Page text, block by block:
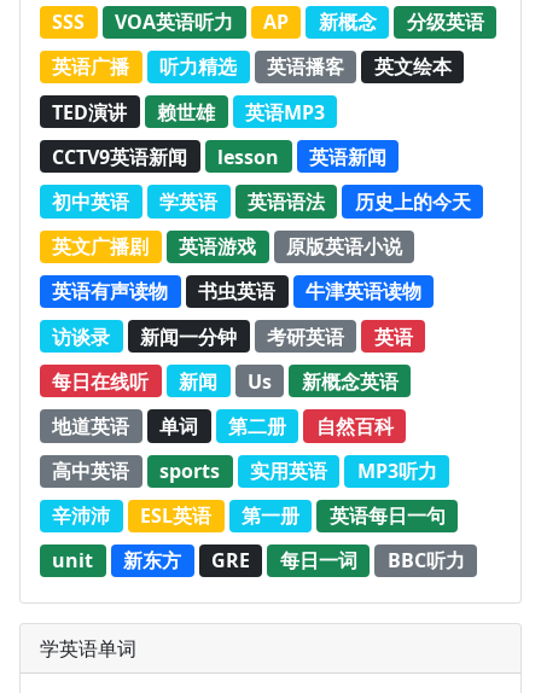
SSS VOA英语听力 AP 新概念
分级英语
英语广播
听力精选 英语播客
英文绘本
TED演讲
赖世雄
英语MP3
CCTV9英语新闻
lesson
英语新闻
初中英语
学英语 英语语法
历史上的今天
英文广播剧
英语游戏
原版英语小说
英语有声读物
书虫英语
牛津英语读物
访谈录
新闻一分钟 考研英语
英语
每日在线听
新闻 Us
新概念英语
地道英语
单词 第二册
自然百科
高中英语
sports 实用英语
MP3听力
辛沛沛
ESL英语 第一册
英语每日一句
unit
新东方 GRE 每日一词 BBC听力
学英语单词